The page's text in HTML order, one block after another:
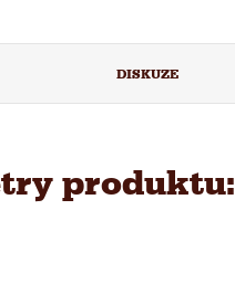
DISKUZE
produktu: